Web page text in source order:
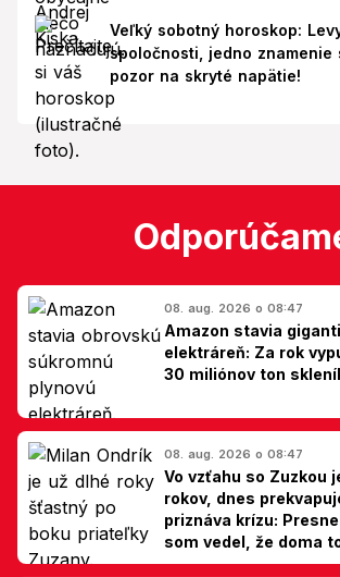
Veľký sobotný horoskop:
spoločnosti, jedno znamenie
pozor na skryté napätie!
08. aug. 2026 o 08:47
Amazon stavia
elektráreň: Za rok
30 miliónov ton
08. aug. 2026 o 08:47
Vo vzťahu so Zuzkou
rokov, dnes
priznáva krízu:
som vedel, že doma
hovorí Milan Ondrík